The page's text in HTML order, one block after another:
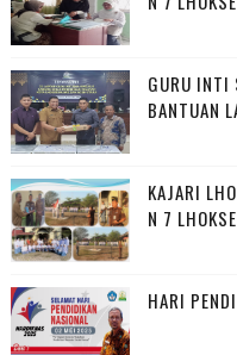
GURU INTI
BANTUAN
KAJARI
N 7
HARI